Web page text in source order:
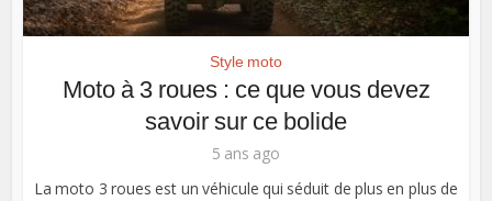
Style moto
Moto à 3 roues : ce que vous devez
savoir sur ce bolide
5 ans ago
La moto 3 roues est un véhicule qui séduit de plus en plus de